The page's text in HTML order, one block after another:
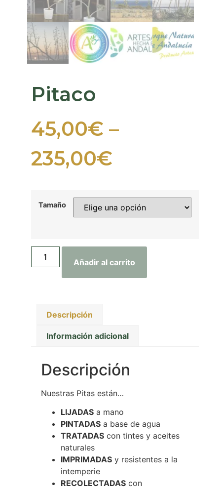
Pitaco
45,00€ –
235,00€
Tamaño
Añadir al carrito
Descripción
Información adicional
Descripción
Nuestras Pitas están…
LIJADASa mano
PINTADASa base de agua
TRATADAScon tintes y aceites
naturales
IMPRIMADASy resistentes a la
intemperie
RECOLECTADAScon